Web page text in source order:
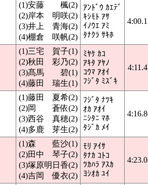
(1)安藤 楓(2)
(2)岸本 明咲(2)
(3)井上 青海(2)
(4)棚倉 咲帆(2)
ｱﾝﾄﾞｳ ｶｴﾃﾞ
ｷｼﾓﾄ ｱｻ
ｲﾉｳｴ ｱﾐ
ﾀﾅｸﾗ ｻｷﾎ
(1)三宅 賀子(1)
(2)秋田 彩乃(2)
(3)髙馬 碧(1)
(4)藤田 瑞生(1)
ﾐﾔｹ ｶｺ
ｱｷﾀ ｱﾔﾉ
ｺｳﾏ ｱｵｲ
ﾌｼﾞﾀ ﾐｽﾞｷ
(1)藤田 夏希(2)
(2)岡 蒼依(2)
(3)西谷 真穂(2)
(4)多鹿 芽生(2)
ﾌｼﾞﾀ ﾅﾂｷ
ｵｶ ｱｵｲ
ﾆｼﾀﾆ ﾏﾎ
ﾀｼﾞｶ ﾒｲ
(1)森 藍沙(1)
(2)田中 琴子(2)
(3)塚原明日香(2)
(4)吉岡 優衣(2)
ﾓﾘ ｱｲｻ
ﾀﾅｶ ｺﾄｺ
ﾂｶﾊﾗ ｱｽｶ
ﾖｼｵｶ ﾕｲ